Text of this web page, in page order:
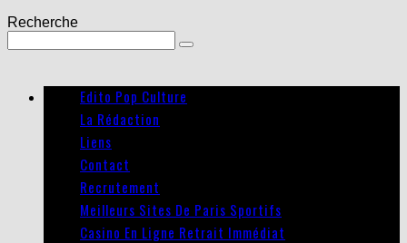
Recherche
Edito Pop Culture
La Rédaction
Liens
Contact
Recrutement
Meilleurs Sites De Paris Sportifs
Casino En Ligne Retrait Immédiat